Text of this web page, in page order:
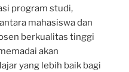
program studi,
mahasiswa dan
berkualitas tinggi
akan
yang lebih baik bagi